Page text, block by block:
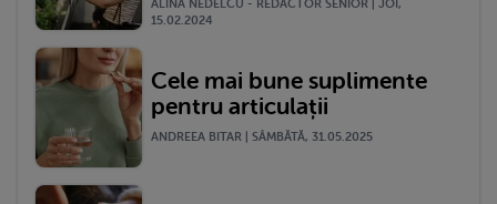
ALINA NEDELCU - REDACTOR SENIOR | JOI,
15.02.2024
Cele mai bune suplimente
pentru articulații
ANDREEA BITAR | SÂMBĂTĂ, 31.05.2025